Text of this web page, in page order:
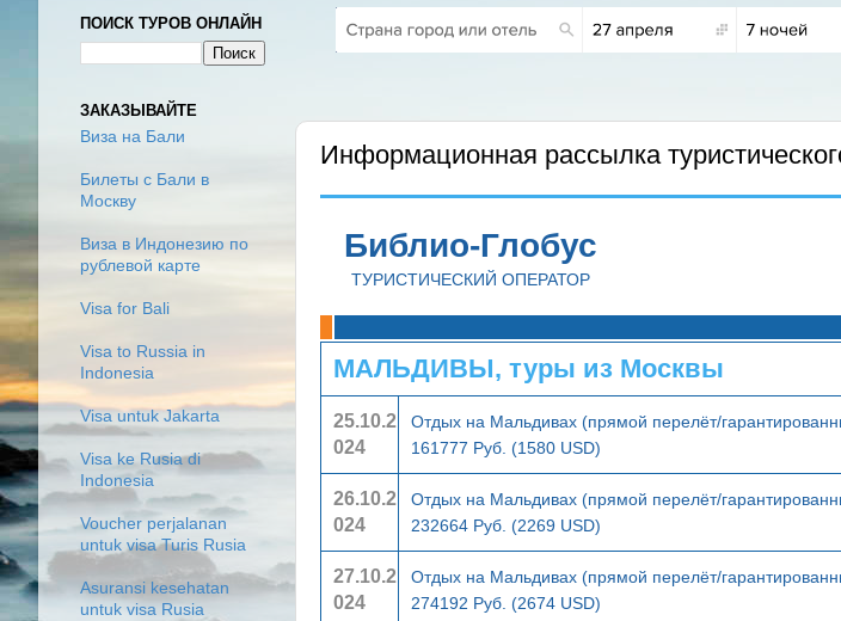
Информационная рассылка
Библио-Глобус
ТУРИСТИЧЕСКИЙ ОПЕРАТОР
МАЛЬДИВЫ, туры из Москвы
25.10.2
024
Отдых на Мальдивах (прямой перелёт/
161777 Руб. (1580 USD)
26.10.2
024
Отдых на Мальдивах (прямой перелёт/
232664 Руб. (2269 USD)
27.10.2
024
Отдых на Мальдивах (прямой перелёт/
274192 Руб. (2674 USD)
ПОИСК ТУРОВ ОНЛАЙН
ЗАКАЗЫВАЙТЕ
Виза на Бали
Билеты с Бали в
Москву
Виза в Индонезию по
рублевой карте
Visa for Bali
Visa to Russia in
Indonesia
Visa untuk Jakarta
Visa ke Rusia di
Indonesia
Voucher perjalanan
untuk visa Turis Rusia
Asuransi kesehatan
untuk visa Rusia